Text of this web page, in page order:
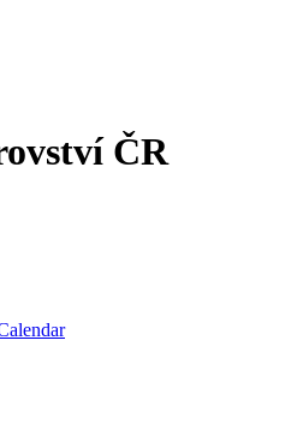
ČR